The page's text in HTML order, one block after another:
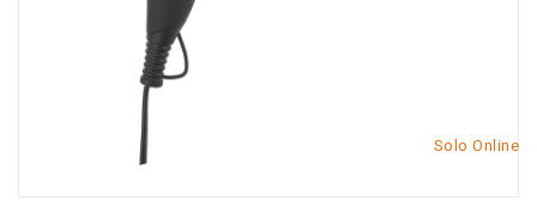
Solo Online